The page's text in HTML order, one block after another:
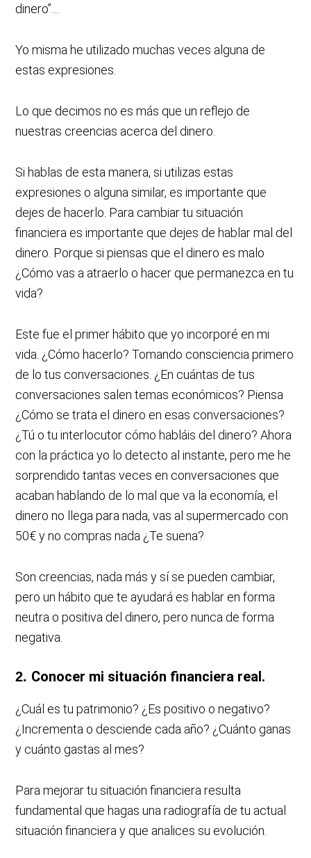
dinero”…
Yo misma he utilizado muchas veces alguna de
estas expresiones.
Lo que decimos no es más que un reflejo de
nuestras creencias acerca del dinero.
Si hablas de esta manera, si utilizas estas
expresiones o alguna similar, es importante que
dejes de hacerlo. Para cambiar tu situación
financiera es importante que dejes de hablar mal del
dinero. Porque si piensas que el dinero es malo
¿Cómo vas a atraerlo o hacer que permanezca en tu
vida?
Este fue el primer hábito que yo incorporé en mi
vida. ¿Cómo hacerlo? Tomando consciencia primero
de lo tus conversaciones. ¿En cuántas de tus
conversaciones salen temas económicos? Piensa
¿Cómo se trata el dinero en esas conversaciones?
¿Tú o tu interlocutor cómo habláis del dinero? Ahora
con la práctica yo lo detecto al instante, pero me he
sorprendido tantas veces en conversaciones que
acaban hablando de lo mal que va la economía, el
dinero no llega para nada, vas al supermercado con
50€ y no compras nada ¿Te suena?
Son creencias, nada más y sí se pueden cambiar,
pero un hábito que te ayudará es hablar en forma
neutra o positiva del dinero, pero nunca de forma
negativa.
2. Conocer mi situación financiera real.
¿Cuál es tu patrimonio? ¿Es positivo o negativo?
¿Incrementa o desciende cada año? ¿Cuánto ganas
y cuánto gastas al mes?
Para mejorar tu situación financiera resulta
fundamental que hagas una radiografía de tu actual
situación financiera y que analices su evolución.